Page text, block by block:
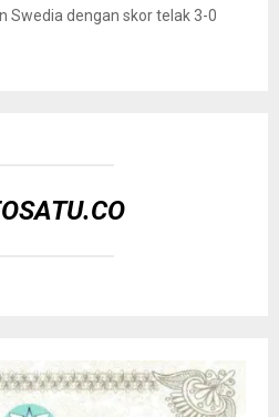
Swedia dengan skor telak 3-0